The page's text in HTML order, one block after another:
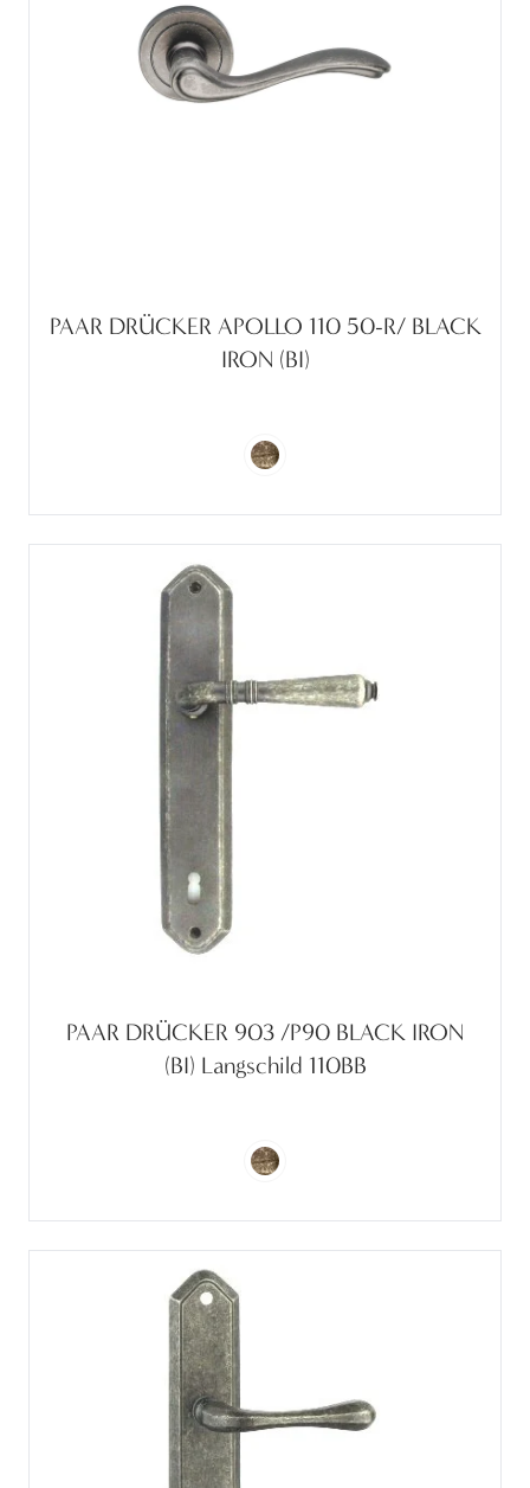
PAAR DRÜCKER APOLLO 110 50-R/ BLACK
IRON (BI)
PAAR DRÜCKER 903 /P90 BLACK IRON
(BI) Langschild 110BB